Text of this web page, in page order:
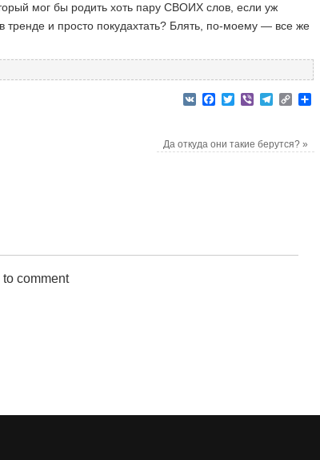
мог бы родить хоть пару СВОИХ слов, если уж
тренде и просто покудахтать? Блять, по-моему — все же
VK Facebook
TwitterViberTelegram
Copy
Да откуда они такие берутся?»
comment